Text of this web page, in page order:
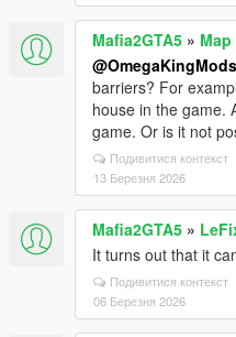
Mafia2GTA5 »
@OmegaKingMods
barriers? For
house in the game.
game. Or is it not
Подивитися контекст
13 Березня 2026
Mafia2GTA5 »
It turns out that it
Подивитися контекст
06 Березня 2026